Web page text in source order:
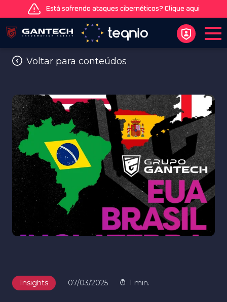
Está sofrendo ataques cibernéticos? Clique aqui
Voltar para conteúdos
Insights 07/03/2025 1 min.